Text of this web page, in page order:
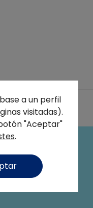
a un perfil
visitadas).
"Aceptar"
.